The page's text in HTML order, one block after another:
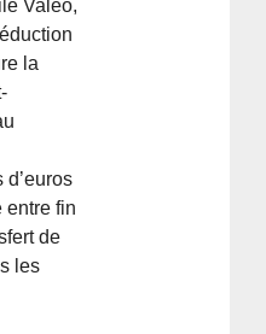
Valeo,
la
entre fin
de
les